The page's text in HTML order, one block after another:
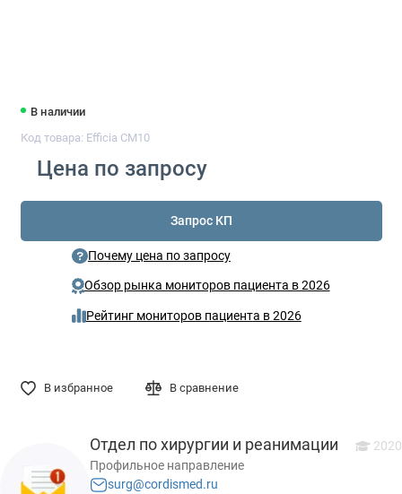
В наличии
Код товара: Efficia CM10
Цена по запросу
Запрос КП
Почему цена по запросу
Обзор рынка мониторов пациента в 2026
Рейтинг мониторов пациента в 2026
В избранное В сравнение
Отдел по хирургии и реанимации 2020
Профильное направление
surg@cordismed.ru